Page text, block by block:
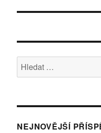
Hledat:
NEJNOVĚJŠÍ